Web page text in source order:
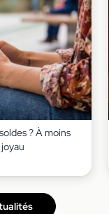
? À moins